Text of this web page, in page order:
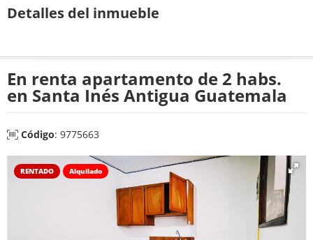
Detalles del inmueble
En renta apartamento de 2 habs.
en Santa Inés Antigua Guatemala
Código: 9775663
RENTADO Alquilado